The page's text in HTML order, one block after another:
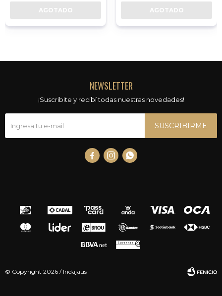
AGOTADO AGOTADO
NEWSLETTER
¡Suscribite y recibí todas nuestras novedades!
SUSCRIBIRME
  
© Copyright 2026 / Indajaus